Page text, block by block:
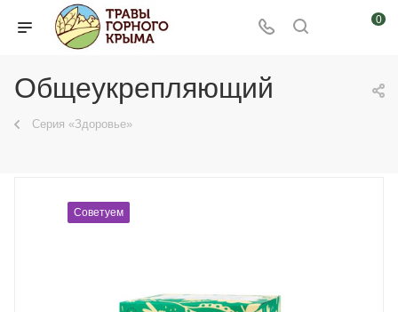
0
Общеукрепляющий
Серия «Здоровье»
Советуем